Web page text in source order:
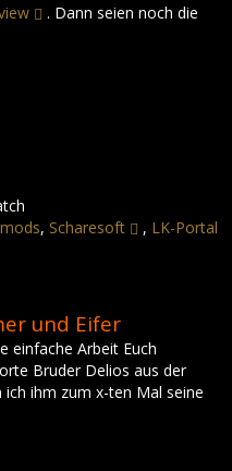
. Dann seien noch die
, Scharesoft , LK-Portal
und Eifer
einfache Arbeit Euch
Bruder Delios aus der
ihm zum x-ten Mal seine